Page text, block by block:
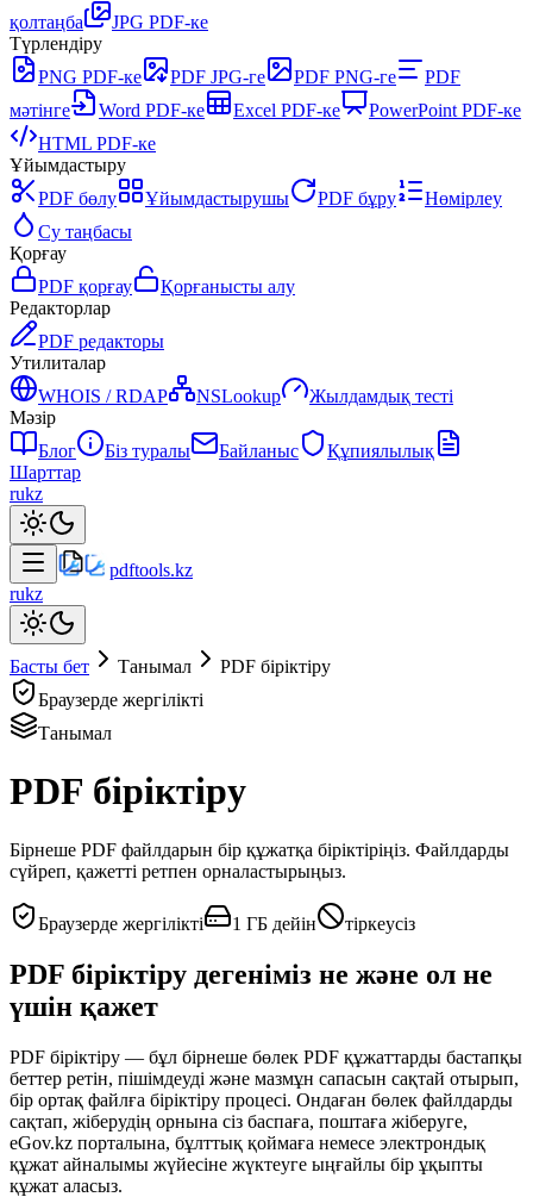
қолтаңба
JPG PDF-ке
Түрлендіру
PNG PDF-ке
PDF JPG-ге PDF PNG-ге
PDF
мәтінге
Word PDF-ке Excel PDF-ке
PowerPoint PDF-ке
HTML PDF-ке
Ұйымдастыру
PDF бөлу
Ұйымдастырушы PDF бұру
Нөмірлеу
Су таңбасы
Қорғау
PDF қорғау
Қорғанысты алу
Редакторлар
PDF редакторы
Утилиталар
WHOIS / RDAP
NSLookup
Жылдамдық тесті
Мәзір
Блог
Біз туралы Байланыс
Құпиялылық
Шарттар
rukz
pdftools.kz
rukz
Басты бет Танымал
PDF біріктіру
Браузерде жергілікті
Танымал
PDF біріктіру
Бірнеше PDF файлдарын бір құжатқа біріктіріңіз. Файлдарды
сүйреп, қажетті ретпен орналастырыңыз.
Браузерде жергілікті 1 ГБ дейін тіркеусіз
PDF біріктіру дегеніміз не және ол не
үшін қажет
PDF біріктіру — бұл бірнеше бөлек PDF құжаттарды бастапқы
беттер ретін, пішімдеуді және мазмұн сапасын сақтай отырып,
бір ортақ файлға біріктіру процесі. Ондаған бөлек файлдарды
сақтап, жіберудің орнына сіз баспаға, поштаға жіберуге,
eGov.kz порталына, бұлттық қоймаға немесе электрондық
құжат айналымы жүйесіне жүктеуге ыңғайлы бір ұқыпты
құжат аласыз.